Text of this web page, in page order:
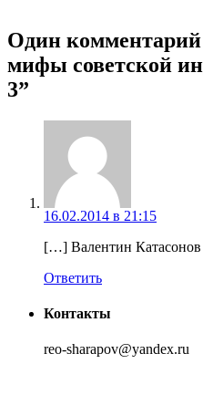
Один комментарий
мифы советской
3”
16.02.2014 в 21:15
[…] Валентин
Ответить
Контакты
reo-sharapov@yandex.ru